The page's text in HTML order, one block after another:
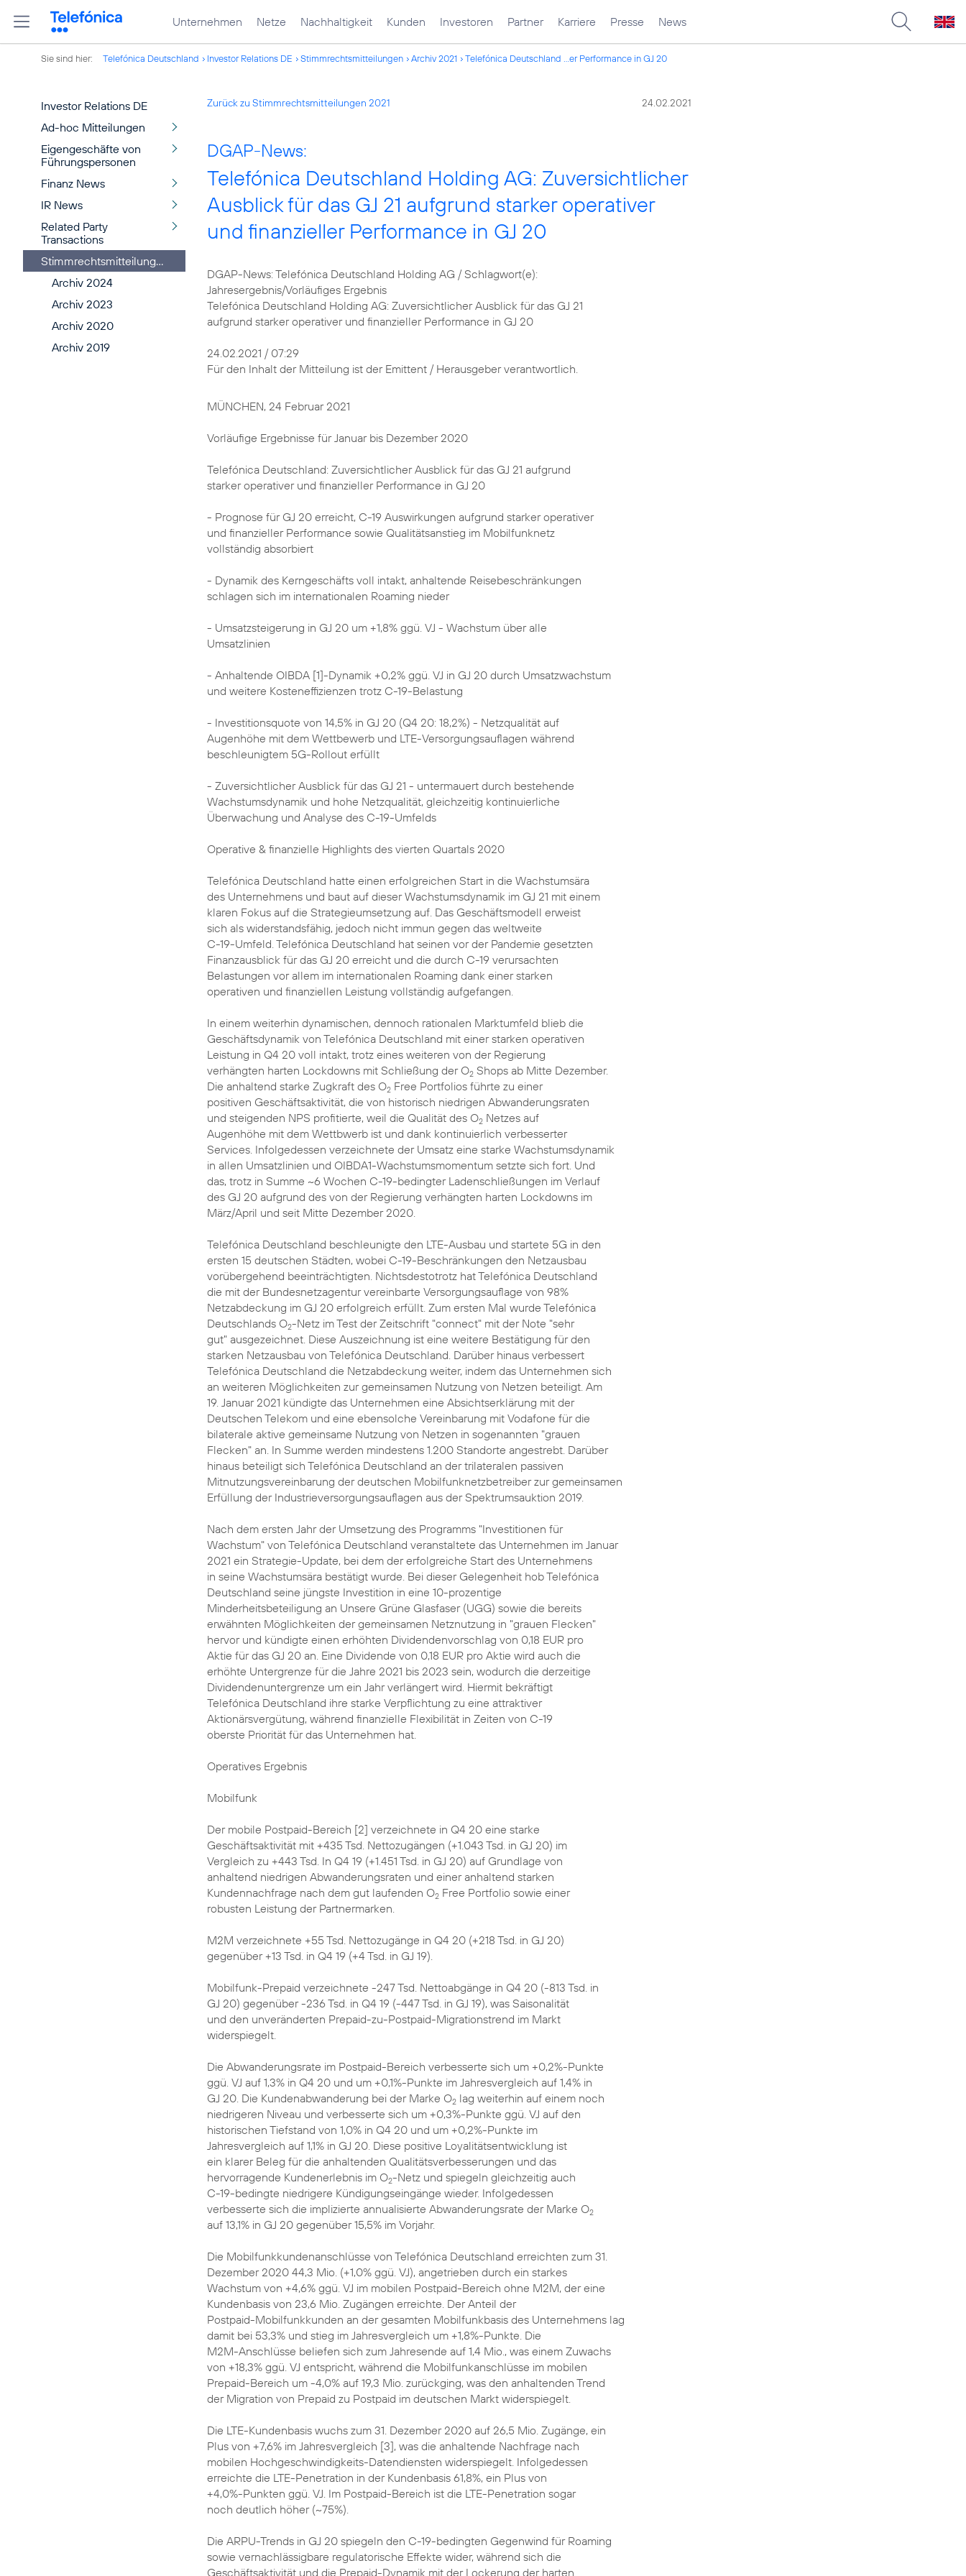
Unternehmen Netze Nachhaltigkeit Kunden Investoren Partner Karriere Presse News
Sie sind hier: Telefónica Deutschland Investor Relations DE Stimmrechtsmitteilungen Archiv 2021 Telefónica Deutschland ...er Performance in GJ 20
Investor Relations DE
Ad-hoc Mitteilungen
Eigengeschäfte von
Führungspersonen
Finanz News
IR News
Related Party
Transactions
Stimmrechtsmitteilungen
Archiv 2024
Archiv 2023
Archiv 2020
Archiv 2019
Zurück zu Stimmrechtsmitteilungen 2021 24.02.2021
DGAP-News:
Telefónica Deutschland Holding AG: Zuversichtlicher
Ausblick für das GJ 21 aufgrund starker operativer
und finanzieller Performance in GJ 20
DGAP-News: Telefónica Deutschland Holding AG / Schlagwort(e):
Jahresergebnis/Vorläufiges Ergebnis
Telefónica Deutschland Holding AG: Zuversichtlicher Ausblick für das GJ 21
aufgrund starker operativer und finanzieller Performance in GJ 20
24.02.2021 / 07:29
Für den Inhalt der Mitteilung ist der Emittent / Herausgeber verantwortlich.
MÜNCHEN, 24 Februar 2021
Vorläufige Ergebnisse für Januar bis Dezember 2020
Telefónica Deutschland: Zuversichtlicher Ausblick für das GJ 21 aufgrund
starker operativer und finanzieller Performance in GJ 20
- Prognose für GJ 20 erreicht, C-19 Auswirkungen aufgrund starker operativer
und finanzieller Performance sowie Qualitätsanstieg im Mobilfunknetz
vollständig absorbiert
- Dynamik des Kerngeschäfts voll intakt, anhaltende Reisebeschränkungen
schlagen sich im internationalen Roaming nieder
- Umsatzsteigerung in GJ 20 um +1,8% ggü. VJ - Wachstum über alle
Umsatzlinien
- Anhaltende OIBDA [1]-Dynamik +0,2% ggü. VJ in GJ 20 durch Umsatzwachstum
und weitere Kosteneffizienzen trotz C-19-Belastung
- Investitionsquote von 14,5% in GJ 20 (Q4 20: 18,2%) - Netzqualität auf
Augenhöhe mit dem Wettbewerb und LTE-Versorgungsauflagen während
beschleunigtem 5G-Rollout erfüllt
- Zuversichtlicher Ausblick für das GJ 21 - untermauert durch bestehende
Wachstumsdynamik und hohe Netzqualität, gleichzeitig kontinuierliche
Überwachung und Analyse des C-19-Umfelds
Operative & finanzielle Highlights des vierten Quartals 2020
Telefónica Deutschland hatte einen erfolgreichen Start in die Wachstumsära
des Unternehmens und baut auf dieser Wachstumsdynamik im GJ 21 mit einem
klaren Fokus auf die Strategieumsetzung auf. Das Geschäftsmodell erweist
sich als widerstandsfähig, jedoch nicht immun gegen das weltweite
C-19-Umfeld. Telefónica Deutschland hat seinen vor der Pandemie gesetzten
Finanzausblick für das GJ 20 erreicht und die durch C-19 verursachten
Belastungen vor allem im internationalen Roaming dank einer starken
operativen und finanziellen Leistung vollständig aufgefangen.
In einem weiterhin dynamischen, dennoch rationalen Marktumfeld blieb die
Geschäftsdynamik von Telefónica Deutschland mit einer starken operativen
Leistung in Q4 20 voll intakt, trotz eines weiteren von der Regierung
verhängten harten Lockdowns mit Schließung der O2 Shops ab Mitte Dezember.
Die anhaltend starke Zugkraft des O2 Free Portfolios führte zu einer
positiven Geschäftsaktivität, die von historisch niedrigen Abwanderungsraten
und steigenden NPS profitierte, weil die Qualität des O2 Netzes auf
Augenhöhe mit dem Wettbwerb ist und dank kontinuierlich verbesserter
Services. Infolgedessen verzeichnete der Umsatz eine starke Wachstumsdynamik
in allen Umsatzlinien und OIBDA1-Wachstumsmomentum setzte sich fort. Und
das, trotz in Summe ~6 Wochen C-19-bedingter Ladenschließungen im Verlauf
des GJ 20 aufgrund des von der Regierung verhängten harten Lockdowns im
März/April und seit Mitte Dezember 2020.
Telefónica Deutschland beschleunigte den LTE-Ausbau und startete 5G in den
ersten 15 deutschen Städten, wobei C-19-Beschränkungen den Netzausbau
vorübergehend beeinträchtigten. Nichtsdestotrotz hat Telefónica Deutschland
die mit der Bundesnetzagentur vereinbarte Versorgungsauflage von 98%
Netzabdeckung im GJ 20 erfolgreich erfüllt. Zum ersten Mal wurde Telefónica
Deutschlands O2-Netz im Test der Zeitschrift "connect" mit der Note "sehr
gut" ausgezeichnet. Diese Auszeichnung ist eine weitere Bestätigung für den
starken Netzausbau von Telefónica Deutschland. Darüber hinaus verbessert
Telefónica Deutschland die Netzabdeckung weiter, indem das Unternehmen sich
an weiteren Möglichkeiten zur gemeinsamen Nutzung von Netzen beteiligt. Am
19. Januar 2021 kündigte das Unternehmen eine Absichtserklärung mit der
Deutschen Telekom und eine ebensolche Vereinbarung mit Vodafone für die
bilaterale aktive gemeinsame Nutzung von Netzen in sogenannten "grauen
Flecken" an. In Summe werden mindestens 1.200 Standorte angestrebt. Darüber
hinaus beteiligt sich Telefónica Deutschland an der trilateralen passiven
Mitnutzungsvereinbarung der deutschen Mobilfunknetzbetreiber zur gemeinsamen
Erfüllung der Industrieversorgungsauflagen aus der Spektrumsauktion 2019.
Nach dem ersten Jahr der Umsetzung des Programms "Investitionen für
Wachstum" von Telefónica Deutschland veranstaltete das Unternehmen im Januar
2021 ein Strategie-Update, bei dem der erfolgreiche Start des Unternehmens
in seine Wachstumsära bestätigt wurde. Bei dieser Gelegenheit hob Telefónica
Deutschland seine jüngste Investition in eine 10-prozentige
Minderheitsbeteiligung an Unsere Grüne Glasfaser (UGG) sowie die bereits
erwähnten Möglichkeiten der gemeinsamen Netznutzung in "grauen Flecken"
hervor und kündigte einen erhöhten Dividendenvorschlag von 0,18 EUR pro
Aktie für das GJ 20 an. Eine Dividende von 0,18 EUR pro Aktie wird auch die
erhöhte Untergrenze für die Jahre 2021 bis 2023 sein, wodurch die derzeitige
Dividendenuntergrenze um ein Jahr verlängert wird. Hiermit bekräftigt
Telefónica Deutschland ihre starke Verpflichtung zu eine attraktiver
Aktionärsvergütung, während finanzielle Flexibilität in Zeiten von C-19
oberste Priorität für das Unternehmen hat.
Operatives Ergebnis
Mobilfunk
Der mobile Postpaid-Bereich [2] verzeichnete in Q4 20 eine starke
Geschäftsaktivität mit +435 Tsd. Nettozugängen (+1.043 Tsd. in GJ 20) im
Vergleich zu +443 Tsd. In Q4 19 (+1.451 Tsd. in GJ 20) auf Grundlage von
anhaltend niedrigen Abwanderungsraten und einer anhaltend starken
Kundennachfrage nach dem gut laufenden O2 Free Portfolio sowie einer
robusten Leistung der Partnermarken.
M2M verzeichnete +55 Tsd. Nettozugänge in Q4 20 (+218 Tsd. in GJ 20)
gegenüber +13 Tsd. in Q4 19 (+4 Tsd. in GJ 19).
Mobilfunk-Prepaid verzeichnete -247 Tsd. Nettoabgänge in Q4 20 (-813 Tsd. in
GJ 20) gegenüber -236 Tsd. in Q4 19 (-447 Tsd. in GJ 19), was Saisonalität
und den unveränderten Prepaid-zu-Postpaid-Migrationstrend im Markt
widerspiegelt.
Die Abwanderungsrate im Postpaid-Bereich verbesserte sich um +0,2%-Punkte
ggü. VJ auf 1,3% in Q4 20 und um +0,1%-Punkte im Jahresvergleich auf 1,4% in
GJ 20. Die Kundenabwanderung bei der Marke O2 lag weiterhin auf einem noch
niedrigeren Niveau und verbesserte sich um +0,3%-Punkte ggü. VJ auf den
historischen Tiefstand von 1,0% in Q4 20 und um +0,2%-Punkte im
Jahresvergleich auf 1,1% in GJ 20. Diese positive Loyalitätsentwicklung ist
ein klarer Beleg für die anhaltenden Qualitätsverbesserungen und das
hervorragende Kundenerlebnis im O2-Netz und spiegeln gleichzeitig auch
C-19-bedingte niedrigere Kündigungseingänge wieder. Infolgedessen
verbesserte sich die implizierte annualisierte Abwanderungsrate der Marke O2
auf 13,1% in GJ 20 gegenüber 15,5% im Vorjahr.
Die Mobilfunkkundenanschlüsse von Telefónica Deutschland erreichten zum 31.
Dezember 2020 44,3 Mio. (+1,0% ggü. VJ), angetrieben durch ein starkes
Wachstum von +4,6% ggü. VJ im mobilen Postpaid-Bereich ohne M2M, der eine
Kundenbasis von 23,6 Mio. Zugängen erreichte. Der Anteil der
Postpaid-Mobilfunkkunden an der gesamten Mobilfunkbasis des Unternehmens lag
damit bei 53,3% und stieg im Jahresvergleich um +1,8%-Punkte. Die
M2M-Anschlüsse beliefen sich zum Jahresende auf 1,4 Mio., was einem Zuwachs
von +18,3% ggü. VJ entspricht, während die Mobilfunkanschlüsse im mobilen
Prepaid-Bereich um -4,0% auf 19,3 Mio. zurückging, was den anhaltenden Trend
der Migration von Prepaid zu Postpaid im deutschen Markt widerspiegelt.
Die LTE-Kundenbasis wuchs zum 31. Dezember 2020 auf 26,5 Mio. Zugänge, ein
Plus von +7,6% im Jahresvergleich [3], was die anhaltende Nachfrage nach
mobilen Hochgeschwindigkeits-Datendiensten widerspiegelt. Infolgedessen
erreichte die LTE-Penetration in der Kundenbasis 61,8%, ein Plus von
+4,0%-Punkten ggü. VJ. Im Postpaid-Bereich ist die LTE-Penetration sogar
noch deutlich höher (~75%).
Die ARPU-Trends in GJ 20 spiegeln den C-19-bedingten Gegenwind für Roaming
sowie vernachlässigbare regulatorische Effekte wider, während sich die
Geschäftsaktivität und die Prepaid-Dynamik mit der Lockerung der harten